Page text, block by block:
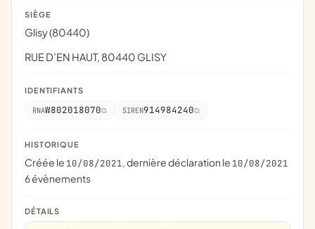
SIÈGE
Glisy (80440)
RUE D’EN HAUT, 80440 GLISY
IDENTIFIANTS
RNAW802018070 SIREN914984240
HISTORIQUE
Créée le 10/08/2021, dernière déclaration le 10/08/2021
6 évènements
DÉTAILS